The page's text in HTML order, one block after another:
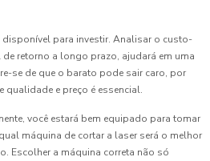
disponível para investir. Analisar o custo-
retorno a longo prazo, ajudará em uma
se de que o barato pode sair caro, por
e preço é essencial.
você estará bem equipado para tomar
máquina de cortar a laser será o melhor
Escolher a máquina correta não só